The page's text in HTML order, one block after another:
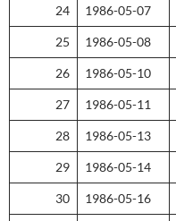
24 1986-05-07
25 1986-05-08
26 1986-05-10
27 1986-05-11
28 1986-05-13
29 1986-05-14
30 1986-05-16